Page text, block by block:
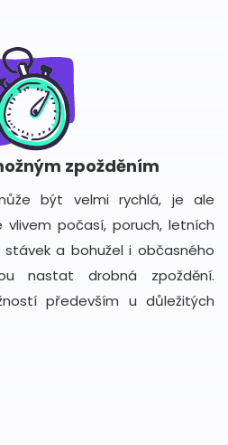
zpožděním
být velmi rychlá, je ale
počasí, poruch, letních
a bohužel i občasného
nastat drobná zpoždění.
především u důležitých